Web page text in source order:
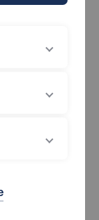
in jedem